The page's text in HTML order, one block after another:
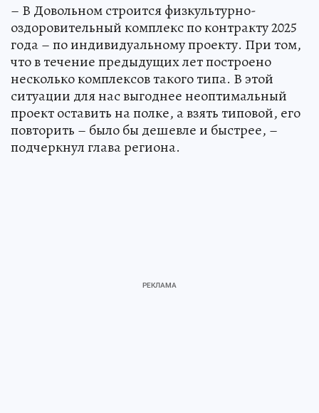
– В Довольном строится физкультурно-
оздоровительный комплекс по контракту 2025
года – по индивидуальному проекту. При том,
что в течение предыдущих лет построено
несколько комплексов такого типа. В этой
ситуации для нас выгоднее неоптимальный
проект оставить на полке, а взять типовой, его
повторить – было бы дешевле и быстрее, –
подчеркнул глава региона.